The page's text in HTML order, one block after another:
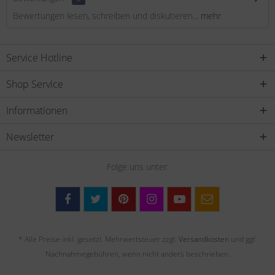
Bewertungen lesen, schreiben und diskutieren... mehr
Service Hotline
Shop Service
Informationen
Newsletter
Folge uns unter:
* Alle Preise inkl. gesetzl. Mehrwertsteuer zzgl. Versandkosten und ggf.
Nachnahmegebühren, wenn nicht anders beschrieben.